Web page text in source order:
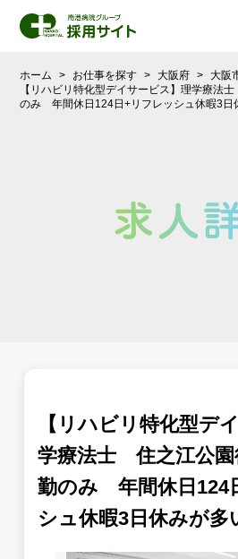
ホーム > お仕事を探す > 大阪府 > 大阪
【リハビリ特化型デイサービス】理学療
のみ 年間休日124日+リフレッシュ休暇3日
【リハビリ特化型デ
学療法士 住之江公
勤のみ 年間休日124
シュ休暇3日休みが多